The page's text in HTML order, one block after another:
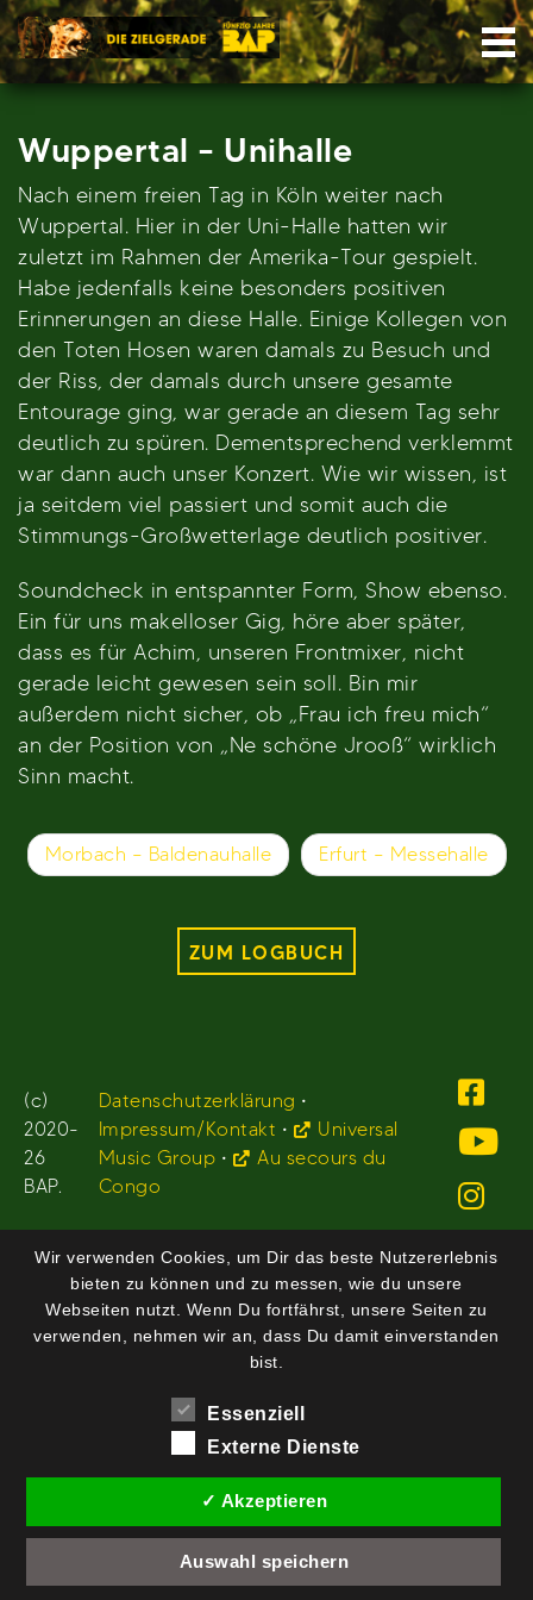
Skip
to
content
Wuppertal – Unihalle
Nach einem freien Tag in Köln weiter nach
Wuppertal. Hier in der Uni-Halle hatten wir
zuletzt im Rahmen der Amerika-Tour gespielt.
Habe jedenfalls keine besonders positiven
Erinnerungen an diese Halle. Einige Kollegen von
den Toten Hosen waren damals zu Besuch und
der Riss, der damals durch unsere gesamte
Entourage ging, war gerade an diesem Tag sehr
deutlich zu spüren. Dementsprechend verklemmt
war dann auch unser Konzert. Wie wir wissen, ist
ja seitdem viel passiert und somit auch die
Stimmungs-Großwetterlage deutlich positiver.
Soundcheck in entspannter Form, Show ebenso.
Ein für uns makelloser Gig, höre aber später,
dass es für Achim, unseren Frontmixer, nicht
gerade leicht gewesen sein soll. Bin mir
außerdem nicht sicher, ob „Frau ich freu mich“
an der Position von „Ne schöne Jrooß“ wirklich
Sinn macht.
Beitragsnavigation
Morbach – Baldenauhalle Erfurt – Messehalle
ZUM LOGBUCH
(c)
2020-
26
BAP.
Datenschutzerklärung •
Impressum/Kontakt •
Universal
Music Group •
Au secours du
Congo
Wir verwenden Cookies, um Dir das beste Nutzererlebnis
bieten zu können und zu messen, wie du unsere
Webseiten nutzt. Wenn Du fortfährst, unsere Seiten zu
verwenden, nehmen wir an, dass Du damit einverstanden
bist.
Essenziell
Externe Dienste
✓ Akzeptieren
Auswahl speichern